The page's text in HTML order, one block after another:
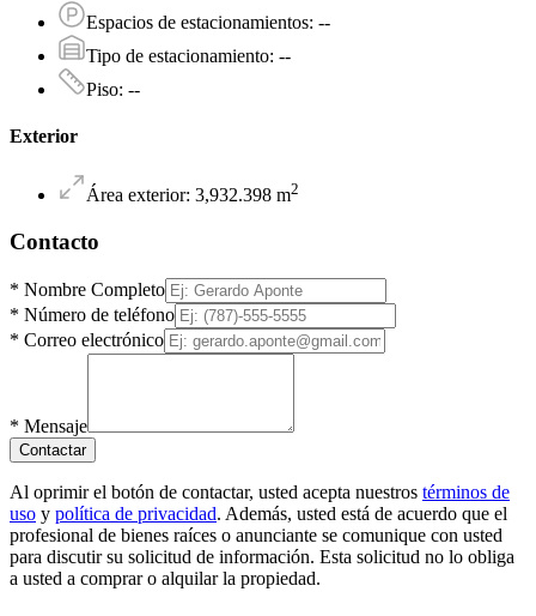
Espacios de estacionamientos: --
Tipo de estacionamiento: --
Piso: --
Exterior
Área exterior: 3,932.398 m2
Contacto
* Nombre Completo
* Número de teléfono
* Correo electrónico
* Mensaje
Contactar
Al oprimir el botón de contactar, usted acepta nuestros términos de
uso y política de privacidad. Además, usted está de acuerdo que el
profesional de bienes raíces o anunciante se comunique con usted
para discutir su solicitud de información. Esta solicitud no lo obliga
a usted a comprar o alquilar la propiedad.